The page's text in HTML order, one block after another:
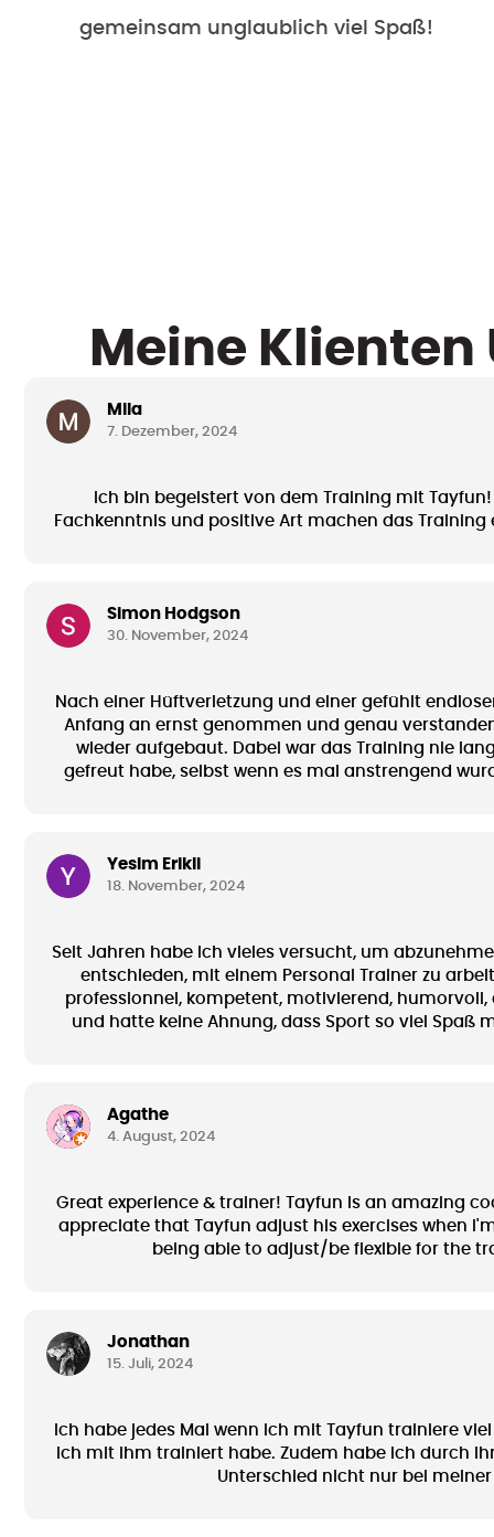
gemeinsam unglaublich viel Spaß!
Meine
Mila
7. Dezember, 2024
Ich bin begeistert von dem Training mit
Fachkenntnis und positive Art machen das
Simon Hodgson
30. November, 2024
Nach einer Hüftverletzung und einer gefühlt
Anfang an ernst genommen und genau
wieder aufgebaut. Dabei war das Training nie
gefreut habe, selbst wenn es mal anstrengend
Yesim Erikli
18. November, 2024
Seit Jahren habe ich vieles versucht, um
entschieden, mit einem Personal Trainer zu
professionnel, kompetent, motivierend,
und hatte keine Ahnung, dass Sport so viel Spaß
Agathe
4. August, 2024
Great experience & trainer! Tayfun is an amazing
appreciate that Tayfun adjust his exercises when
being able to adjust/be flexible for the
Jonathan
15. Juli, 2024
Ich habe jedes Mal wenn ich mit Tayfun trainiere
ich mit ihm trainiert habe. Zudem habe ich durch
Unterschied nicht nur bei